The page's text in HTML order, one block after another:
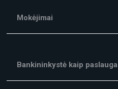
Mokėjimai
Bankininkystė kaip paslauga